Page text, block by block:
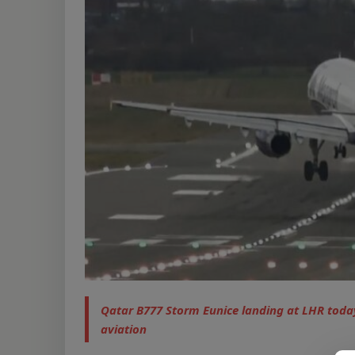
Qatar B777 Storm Eunice landing at LHR
aviation